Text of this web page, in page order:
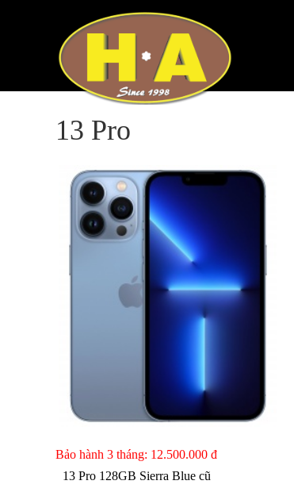
13 Pro
Bảo hành 3 tháng: 12.500.000 đ
13 Pro 128GB Sierra Blue cũ